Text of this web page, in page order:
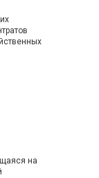
на